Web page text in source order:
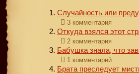
Случайность или
3 комментария
Откуда взялся этот
2 комментария
Бабушка знала, что
1 комментарий
Брата преследует